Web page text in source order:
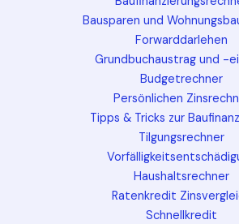
Bausparen und
Forwarddarlehen
Grundbuchaustrag und -
Budgetrechner
Persönlichen
Tipps & Tricks zur
Tilgungsrechner
Haushaltsrechner
Ratenkredit
Schnellkredit